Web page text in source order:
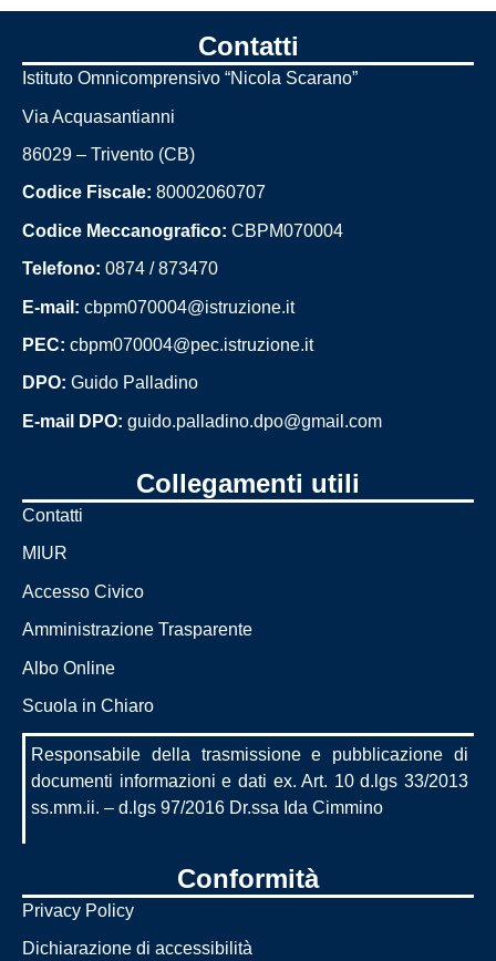
Contatti
Istituto Omnicomprensivo “Nicola Scarano”
Via Acquasantianni
86029 – Trivento (CB)
Codice Fiscale: 80002060707
Codice Meccanografico: CBPM070004
Telefono: 0874 / 873470
E-mail: cbpm070004@istruzione.it
PEC: cbpm070004@pec.istruzione.it
DPO: Guido Palladino
E-mail DPO: guido.palladino.dpo@gmail.com
Collegamenti utili
Contatti
MIUR
Accesso Civico
Amministrazione Trasparente
Albo Online
Scuola in Chiaro
Responsabile della trasmissione e pubblicazione di
documenti informazioni e dati ex. Art. 10 d.lgs 33/2013
ss.mm.ii. – d.lgs 97/2016 Dr.ssa Ida Cimmino
Conformità
Privacy Policy
Dichiarazione di accessibilità